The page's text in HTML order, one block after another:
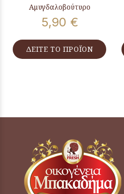
Αμυγδαλοβούτυρο
5,90 €
ΔΕΙΤΕ ΤΟ ΠΡΟΪΟΝ